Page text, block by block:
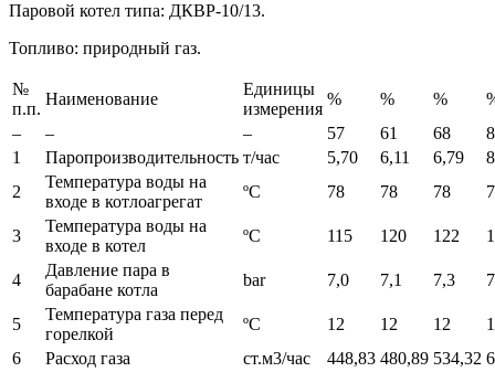
Паровой котел типа: ДКВР-10/13.
Топливо: природный газ.
№
п.п.
Наименование
Единицы
измерения
% % %
–
– – 57 61 68
1
Паропроизводительность т/час 5,70 6,11 6,79
2
Температура воды на
входе в котлоагрегат
ºC 78 78 78
3
Температура воды на
входе в котел
ºC 115 120 122
4
Давление пара в
барабане котла
bar 7,0 7,1 7,3
5
Температура газа перед
горелкой
ºC 12 12 12
6
Расход газа ст.м3/час 448,83 480,89 534,32